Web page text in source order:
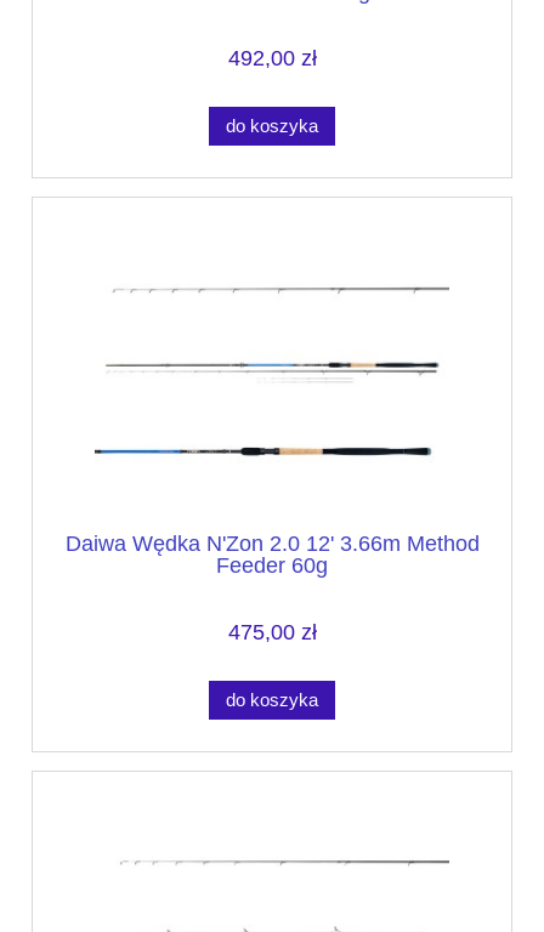
492,00 zł
do koszyka
Daiwa Wędka N'Zon 2.0 12' 3.66m Method
Feeder 60g
475,00 zł
do koszyka